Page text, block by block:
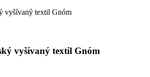
vyšívaný textil Gnóm